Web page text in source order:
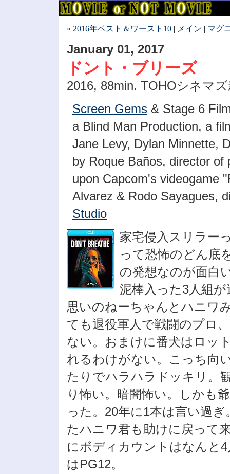
« 2016年ベスト＆ワースト10 | メイン | マグ
January 01, 2017
ドント・ブリーズ
2016, 88min. TOHOシネマ
Screen Gems & Stage 6
a Blind Man Production, a
Jane Levy, Dylan Minnette,
by Roque Baños, director of
upon Capcom's videogame
Alvarez & Rodo Sayagues,
Studio
家宅侵入スリラー
って恐怖のどん底
の発想なのが面白
泥棒入った3人組
思いのねーちゃんとハニワ
ても退役軍人で戦闘のプロ
ない。おまけに番犬はロッ
れるわけがない。こっち向
たりでハラハラドッキリ。
り怖い。暗闇怖い。しかも
った。20年に1本は言い過
たハニワ君も助けに戻って
にボディカウントはなんと
はPG12。